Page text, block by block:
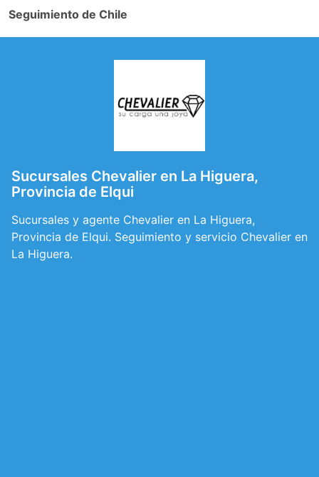
Seguimiento de Chile
Sucursales Chevalier en La Higuera,
Provincia de Elqui
Sucursales y agente Chevalier en La Higuera,
Provincia de Elqui. Seguimiento y servicio Chevalier en
La Higuera.